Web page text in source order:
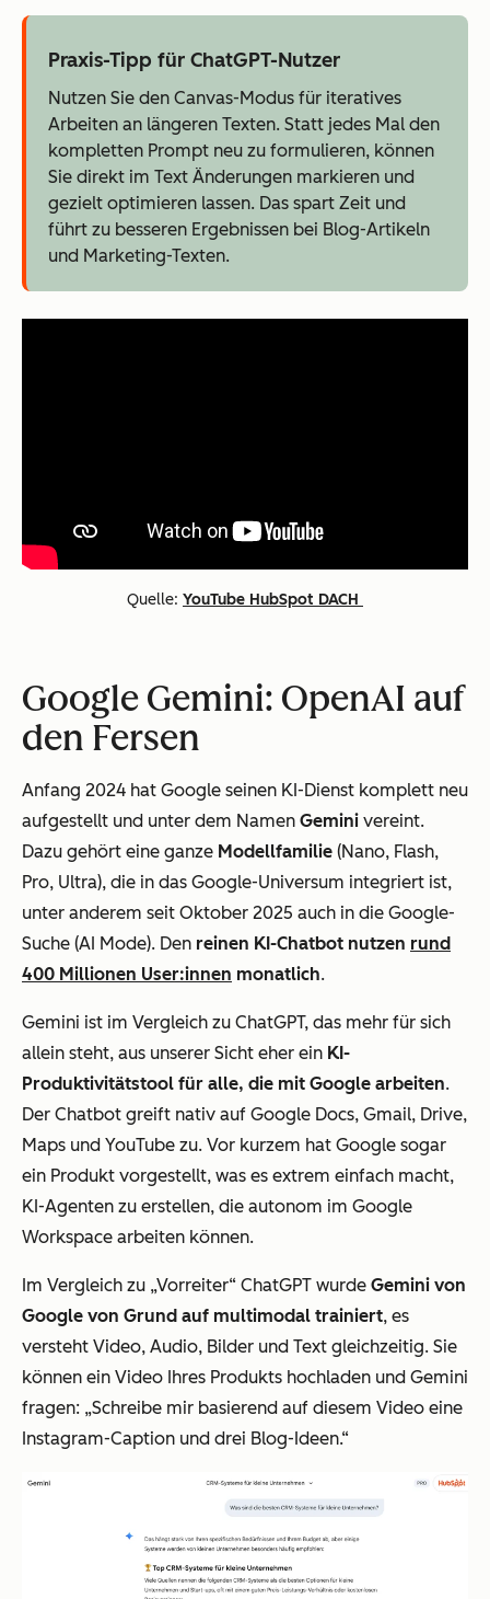
Praxis-Tipp für ChatGPT-Nutzer
Nutzen Sie den Canvas-Modus für iteratives
Arbeiten an längeren Texten. Statt jedes Mal den
kompletten Prompt neu zu formulieren, können
Sie direkt im Text Änderungen markieren und
gezielt optimieren lassen. Das spart Zeit und
führt zu besseren Ergebnissen bei Blog-Artikeln
und Marketing-Texten.
Quelle: YouTube HubSpot DACH
Google Gemini: OpenAI auf
den Fersen
Anfang 2024 hat Google seinen KI-Dienst komplett neu
aufgestellt und unter dem Namen Gemini vereint.
Dazu gehört eine ganze Modellfamilie (Nano, Flash,
Pro, Ultra), die in das Google-Universum integriert ist,
unter anderem seit Oktober 2025 auch in die Google-
Suche (AI Mode). Den reinen KI-Chatbot nutzen rund
400 Millionen User:innen monatlich.
Gemini ist im Vergleich zu ChatGPT, das mehr für sich
allein steht, aus unserer Sicht eher ein KI-
Produktivitätstool für alle, die mit Google arbeiten.
Der Chatbot greift nativ auf Google Docs, Gmail, Drive,
Maps und YouTube zu. Vor kurzem hat Google sogar
ein Produkt vorgestellt, was es extrem einfach macht,
KI-Agenten zu erstellen, die autonom im Google
Workspace arbeiten können.
Im Vergleich zu „Vorreiter“ ChatGPT wurde Gemini von
Google von Grund auf multimodal trainiert, es
versteht Video, Audio, Bilder und Text gleichzeitig. Sie
können ein Video Ihres Produkts hochladen und Gemini
fragen: „Schreibe mir basierend auf diesem Video eine
Instagram-Caption und drei Blog-Ideen.“